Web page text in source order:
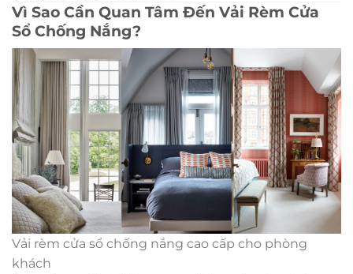
Vì Sao Cần Quan Tâm Đến Vải Rèm Cửa
Sổ Chống Nắng?
Vải rèm cửa sổ chống nắng cao cấp cho phòng
khách